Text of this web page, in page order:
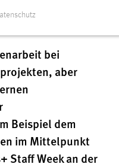
bei
aber
Beispiel dem
im Mittelpunkt
Staff Week an der
Funktion der